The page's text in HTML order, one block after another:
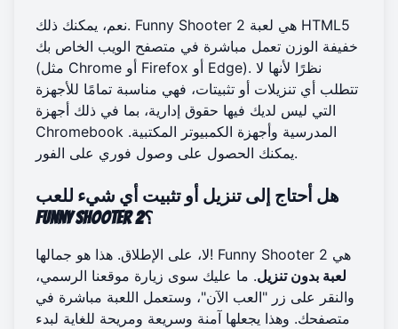
نعم، يمكنك ذلك. Funny Shooter 2 هي لعبة HTML5
خفيفة الوزن تعمل مباشرة في متصفح الويب الخاص بك
(مثل Chrome أو Firefox أو Edge). نظرًا لأنها لا
تتطلب أي تنزيلات أو تثبيتات، فهي مناسبة تمامًا للأجهزة
التي ليس لديك فيها حقوق إدارية، بما في ذلك أجهزة
Chromebook المدرسية وأجهزة الكمبيوتر المكتبية.
يمكنك الحصول على وصول فوري على الفور.
هل أحتاج إلى تنزيل أو تثبيت أي شيء للعب
Funny Shooter 2؟
لا، على الإطلاق. هذا هو جمالها! Funny Shooter 2 هي
لعبة بدون تنزيل. ما عليك سوى زيارة موقعنا الرسمي،
والنقر على زر "العب الآن"، وستعمل اللعبة مباشرة في
متصفحك. وهذا يجعلها آمنة وسريعة ومريحة للغاية لبدء